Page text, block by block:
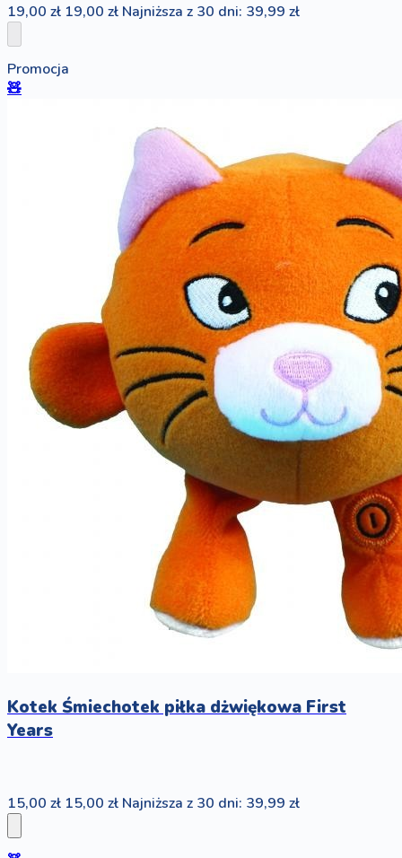
19,00 zł 19,00 zł Najniższa z 30 dni: 39,99 zł
Promocja
🧸
Kotek Śmiechotek piłka dżwiękowa First
Years
15,00 zł 15,00 zł Najniższa z 30 dni: 39,99 zł